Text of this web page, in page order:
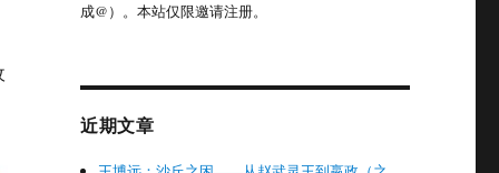
成@）。本站仅限邀请注册。
近期文章